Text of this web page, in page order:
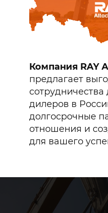
Компания RAY
предлагает
дилеров в
долгосрочные
отношения и
для вашего